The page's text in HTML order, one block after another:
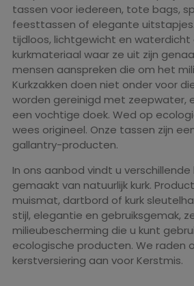
tassen voor iedereen, tote bags,
feesttassen of elegante
tijdloos, lichtgewicht en waterdicht
kurkmateriaal waar ze uit zijn
mensen aanspreken die om het
Kurkzakken doen niet onder voor
worden gereinigd met zeepwater,
een vochtige doek. Wed op
wees origineel. Onze tassen zijn
gallantry-producten.
In ons aanbod vindt u
gemaakt van natuurlijk kurk.
muismat, dartbord of kurk
stijl, elegantie en gebruiksgemak,
milieubescherming die u kunt
ecologische producten. We raden
kerstversiering aan voor Kerstmis.